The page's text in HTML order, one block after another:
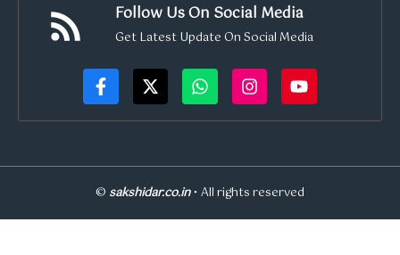
Follow Us On Social Media
Get Latest Update On Social Media
© sakshidar.co.in• All rights reserved